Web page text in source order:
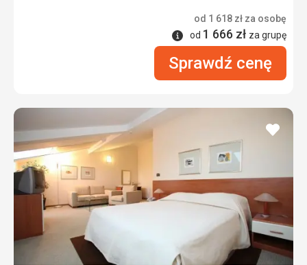
od 1 618 zł za osobę
Informacje
od 1 666 zł za grupę
Sprawdź cenę
dodaj